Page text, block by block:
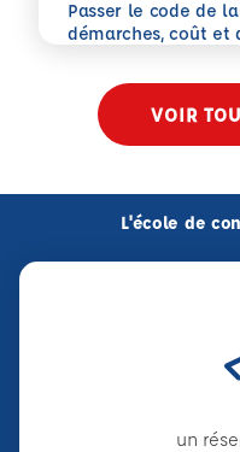
Passer le code de
démarches, coût et
En savoir plus
VOIR
L'école de
un